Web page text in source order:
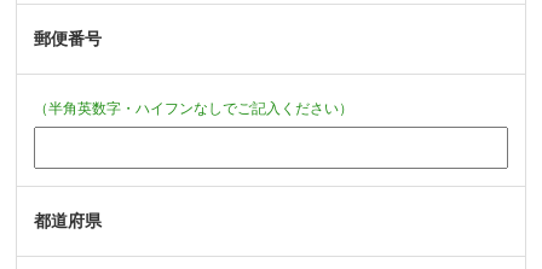
郵便番号
（半角英数字・ハイフンなしでご記入ください）
都道府県